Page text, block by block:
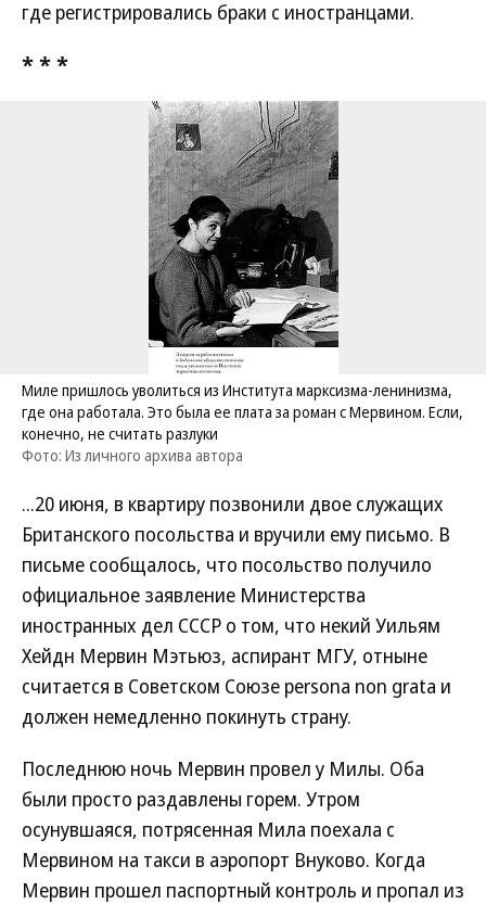
где регистрировались браки с иностранцами.
* * *
Миле пришлось уволиться из Института марксизма-ленинизма,
где она работала. Это была ее плата за роман с Мервином. Если,
конечно, не считать разлуки
Фото: Из личного архива автора
...20 июня, в квартиру позвонили двое служащих
Британского посольства и вручили ему письмо. В
письме сообщалось, что посольство получило
официальное заявление Министерства
иностранных дел СССР о том, что некий Уильям
Хейдн Мервин Мэтьюз, аспирант МГУ, отныне
считается в Советском Союзе persona non grata и
должен немедленно покинуть страну.
Последнюю ночь Мервин провел у Милы. Оба
были просто раздавлены горем. Утром
осунувшаяся, потрясенная Мила поехала с
Мервином на такси в аэропорт Внуково. Когда
Мервин прошел паспортный контроль и пропал из